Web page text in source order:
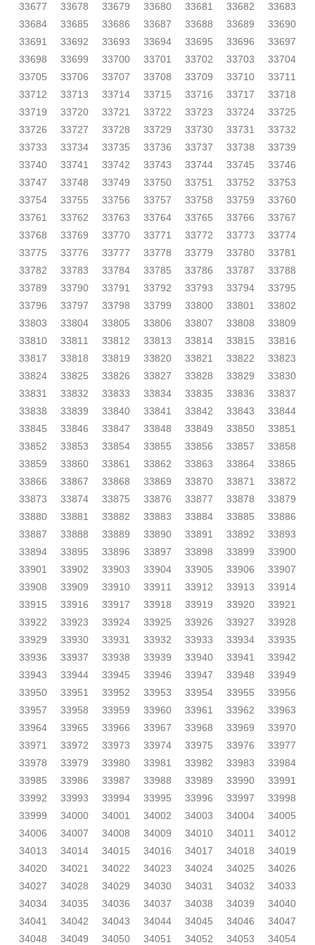
33677 33678 33679 33680 33681 33682
33683
33684
33685 33686 33687 33688 33689
33690
33691
33692 33693 33694 33695 33696
33697
33698
33699 33700 33701 33702 33703
33704
33705
33706 33707 33708 33709 33710
33711
33712
33713 33714 33715 33716 33717
33718
33719
33720 33721 33722 33723 33724
33725
33726
33727 33728 33729 33730 33731
33732
33733
33734 33735 33736 33737 33738
33739
33740
33741 33742 33743 33744 33745
33746
33747
33748 33749 33750 33751 33752
33753
33754
33755 33756 33757 33758 33759
33760
33761
33762 33763 33764 33765 33766
33767
33768
33769 33770 33771 33772 33773
33774
33775
33776 33777 33778 33779 33780
33781
33782
33783 33784 33785 33786 33787
33788
33789
33790 33791 33792 33793 33794
33795
33796
33797 33798 33799 33800 33801
33802
33803
33804 33805 33806 33807 33808
33809
33810
33811 33812 33813 33814 33815
33816
33817
33818 33819 33820 33821 33822
33823
33824
33825 33826 33827 33828 33829
33830
33831
33832 33833 33834 33835 33836
33837
33838
33839 33840 33841 33842 33843
33844
33845
33846 33847 33848 33849 33850
33851
33852
33853 33854 33855 33856 33857
33858
33859
33860 33861 33862 33863 33864
33865
33866
33867 33868 33869 33870 33871
33872
33873
33874 33875 33876 33877 33878
33879
33880
33881 33882 33883 33884 33885
33886
33887
33888 33889 33890 33891 33892
33893
33894
33895 33896 33897 33898 33899
33900
33901
33902 33903 33904 33905 33906
33907
33908
33909 33910 33911 33912 33913
33914
33915
33916 33917 33918 33919 33920
33921
33922
33923 33924 33925 33926 33927
33928
33929
33930 33931 33932 33933 33934
33935
33936
33937 33938 33939 33940 33941
33942
33943
33944 33945 33946 33947 33948
33949
33950
33951 33952 33953 33954 33955
33956
33957
33958 33959 33960 33961 33962
33963
33964
33965 33966 33967 33968 33969
33970
33971
33972 33973 33974 33975 33976
33977
33978
33979 33980 33981 33982 33983
33984
33985
33986 33987 33988 33989 33990
33991
33992
33993 33994 33995 33996 33997
33998
33999
34000 34001 34002 34003 34004
34005
34006
34007 34008 34009 34010 34011
34012
34013
34014 34015 34016 34017 34018
34019
34020
34021 34022 34023 34024 34025
34026
34027
34028 34029 34030 34031 34032
34033
34034
34035 34036 34037 34038 34039
34040
34041
34042 34043 34044 34045 34046
34047
34048
34049 34050 34051 34052 34053
34054